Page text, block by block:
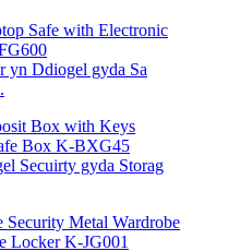
yn Ddiogel gyda Sa
Secuirty gyda Storag